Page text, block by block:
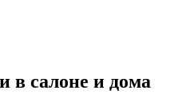
в салоне и дома